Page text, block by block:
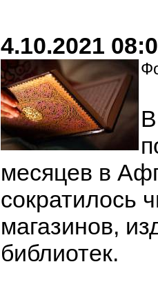
4.10.2021
месяцев в
сократилось
магазинов,
библиотек.